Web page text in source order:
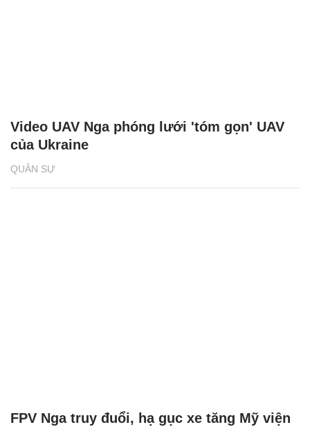
QUÂN SỰ
Video UAV Nga phóng lưới 'tóm gọn' UAV
của Ukraine
FPV Nga truy đuổi, hạ gục xe tăng Mỹ viện